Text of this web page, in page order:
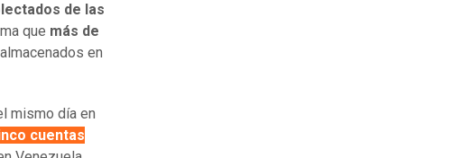
de las
que más de
en
mismo día en
cuentas